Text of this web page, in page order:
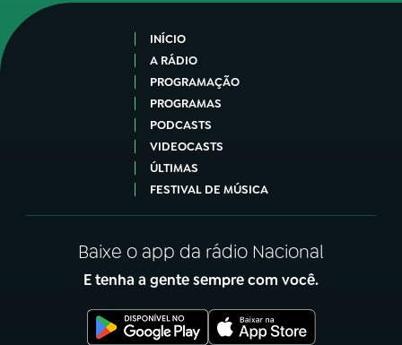
INÍCIO
A RÁDIO
PROGRAMAÇÃO
PROGRAMAS
PODCASTS
VIDEOCASTS
ÚLTIMAS
FESTIVAL DE MÚSICA
Baixe o app da rádio Nacional
E tenha a gente sempre com você.